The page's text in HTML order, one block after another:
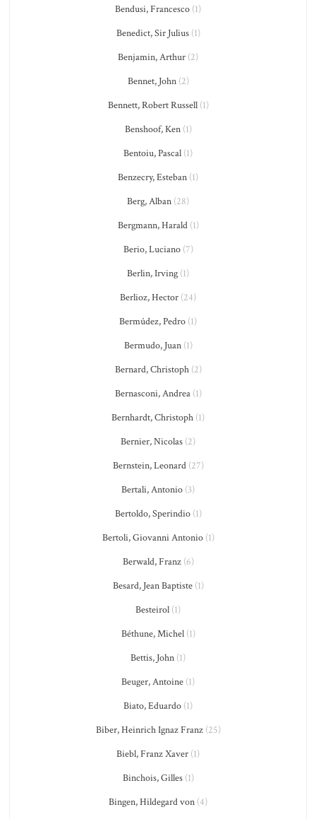
Bendusi, Francesco (1)
Benedict, Sir Julius(1)
Benjamin, Arthur (2)
Bennet, John(2)
Bennett, Robert Russell(1)
Benshoof, Ken(1)
Bentoiu, Pascal (1)
Benzecry, Esteban (1)
Berg, Alban (28)
Bergmann, Harald(1)
Berio, Luciano(7)
Berlin, Irving (1)
Berlioz, Hector (24)
Bermúdez, Pedro (1)
Bermudo, Juan(1)
Bernard, Christoph(2)
Bernasconi, Andrea(1)
Bernhardt, Christoph (1)
Bernier, Nicolas (2)
Bernstein, Leonard(27)
Bertali, Antonio (3)
Bertoldo, Sperindio(1)
Bertoli, Giovanni Antonio(1)
Berwald, Franz(6)
Besard, Jean Baptiste(1)
Besteirol (1)
Béthune, Michel(1)
Bettis, John (1)
Beuger, Antoine (1)
Biato, Eduardo (1)
Biber, Heinrich Ignaz Franz(25)
Biebl, Franz Xaver (1)
Binchois, Gilles(1)
Bingen, Hildegard von (4)